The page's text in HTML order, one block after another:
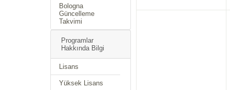
Bologna
Güncelleme
Takvimi
Programlar
Hakkında Bilgi
Lisans
Yüksek Lisans